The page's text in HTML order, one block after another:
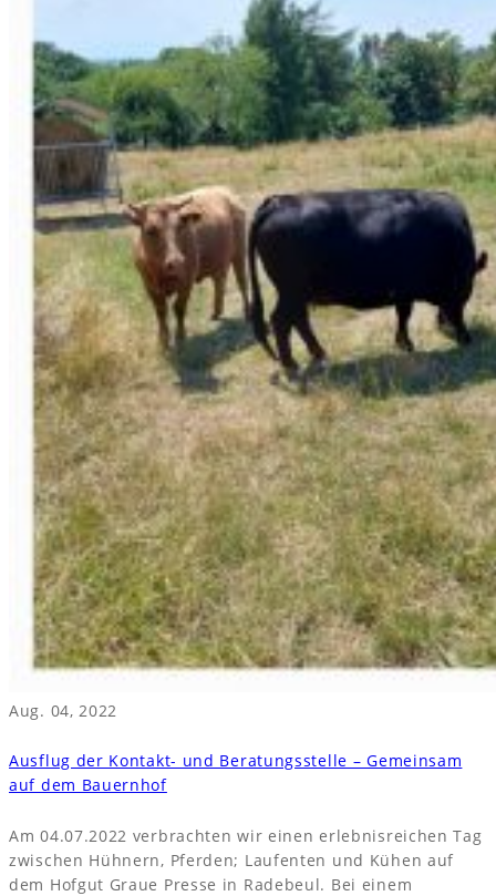
Aug. 04, 2022
Ausflug der Kontakt- und Beratungsstelle – Gemeinsam
auf dem Bauernhof
Am 04.07.2022 verbrachten wir einen erlebnisreichen Tag
zwischen Hühnern, Pferden; Laufenten und Kühen auf
dem Hofgut Graue Presse in Radebeul. Bei einem